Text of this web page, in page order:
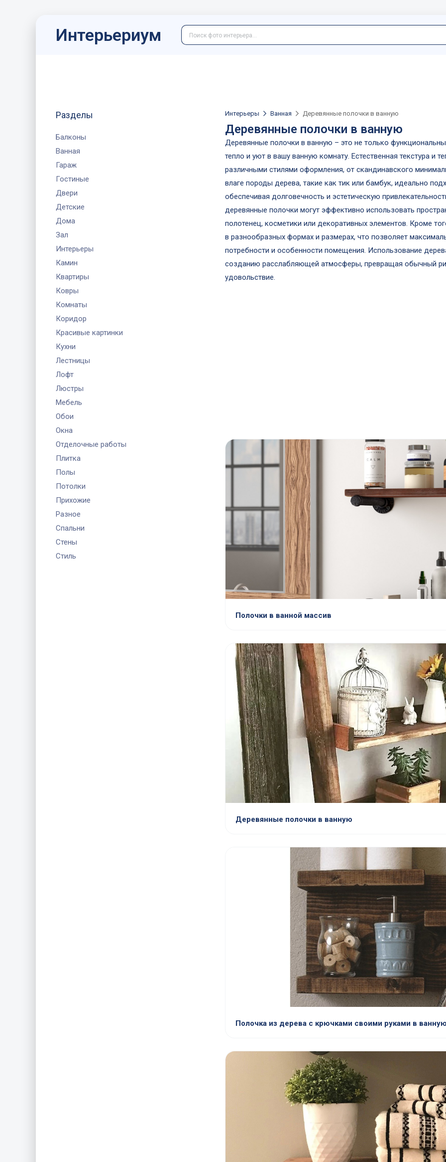
Интерьериум
Разделы
Балконы
Ванная
Гараж
Гостиные
Двери
Детские
Дома
Зал
Интерьеры
Камин
Квартиры
Ковры
Комнаты
Коридор
Красивые картинки
Кухни
Лестницы
Лофт
Люстры
Мебель
Обои
Окна
Отделочные работы
Плитка
Полы
Потолки
Прихожие
Разное
Спальни
Стены
Стиль
Интерьеры Ванная Деревянные полочки в ванную
Деревянные полочки в ванную
Деревянные полочки в ванную – это не только
тепло и уют в вашу ванную комнату. Естественная текстура и
различными стилями оформления, от скандинавского
влаге породы дерева, такие как тик или бамбук, идеально
обеспечивая долговечность и эстетическую
деревянные полочки могут эффективно использовать
полотенец, косметики или декоративных элементов. Кроме
в разнообразных формах и размерах, что позволяет
потребности и особенности помещения. Использование
созданию расслабляющей атмосферы, превращая обычный
удовольствие.
Полочки в ванной массив
Деревянные полочки в ванную
Полочка из дерева с крючками своими руками в